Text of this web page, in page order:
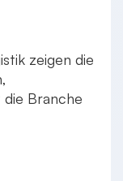
zeigen die
die Branche